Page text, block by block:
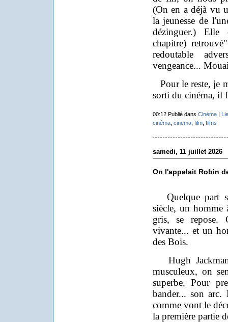
(On en a déjà vu
la jeunesse de
dézinguer.) Elle
chapitre)
redoutable
vengeance...
Pour le reste, je
sorti du cinéma, il
00:12 Publié dans Cinéma|
cinéma, cinema, film, films
samedi, 11 juillet 2026
On l'appelait Robin
Quelque part
siècle, un homme
gris, se repose.
vivante... et un
des Bois.
Hugh
musculeux, on
superbe. Pour
bander... son
comme vont le
la première partie